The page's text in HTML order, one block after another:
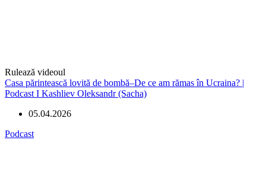
Rulează videoul
Casa părintească lovită de bombă–De ce am rămas în Ucraina? |
Podcast I Kashliev Oleksandr (Sacha)
05.04.2026
Podcast